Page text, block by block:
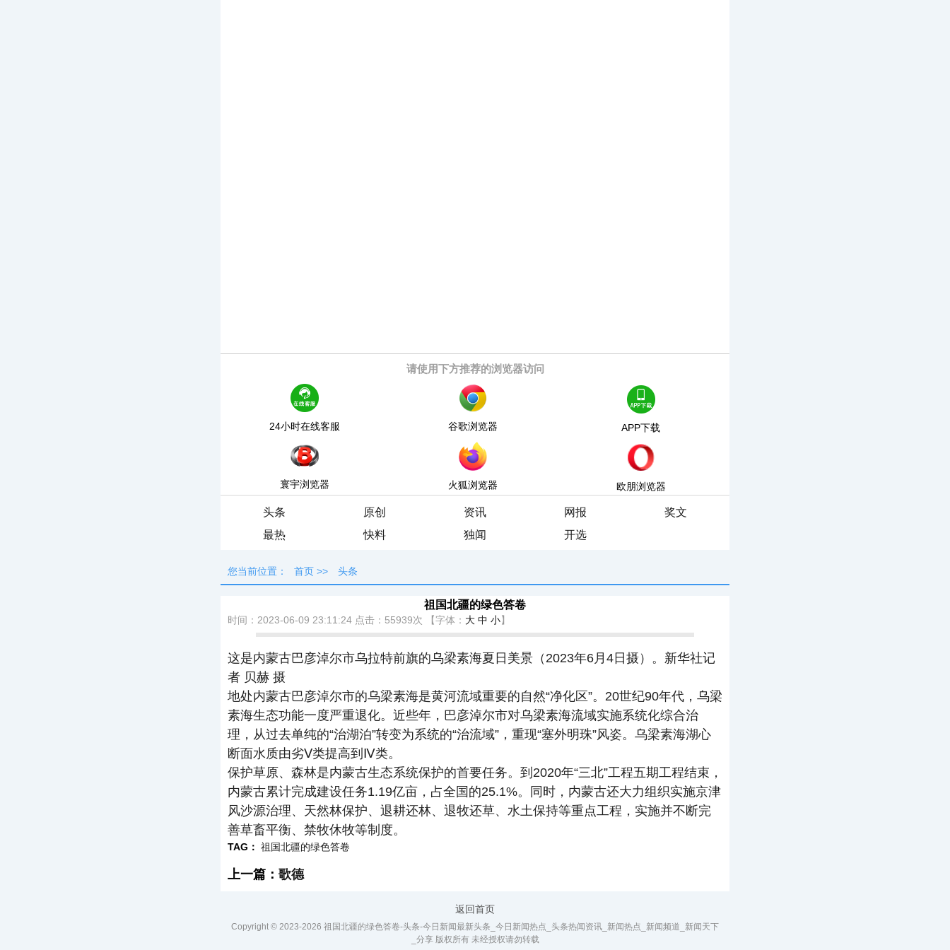
请使用下方推荐的浏览器访问
24小时在线客服 谷歌浏览器 APP下载
寰宇浏览器 火狐浏览器 欧朋浏览器
头条 原创 资讯 网报
奖文
最热
快料 独闻 开选
您当前位置： 首页 >> 头条
祖国北疆的绿色答卷
时间：2023-06-09 23:11:24 点击： 55939次 【字体： 大 中 小】
这是内蒙古巴彦淖尔市乌拉特前旗的乌梁素海夏日美景（2023年6月4日摄）。新华社记
者 贝赫 摄
地处内蒙古巴彦淖尔市的乌梁素海是黄河流域重要的自然“净化区”。20世纪90年代，乌梁
素海生态功能一度严重退化。近些年，巴彦淖尔市对乌梁素海流域实施系统化综合治
理，从过去单纯的“治湖泊”转变为系统的“治流域”，重现“塞外明珠”风姿。乌梁素海湖心
断面水质由劣Ⅴ类提高到Ⅳ类。
保护草原、森林是内蒙古生态系统保护的首要任务。到2020年“三北”工程五期工程结束，
内蒙古累计完成建设任务1.19亿亩，占全国的25.1%。同时，内蒙古还大力组织实施京津
风沙源治理、天然林保护、退耕还林、退牧还草、水土保持等重点工程，实施并不断完
善草畜平衡、禁牧休牧等制度。
TAG： 祖国北疆的绿色答卷
上一篇： 歌德
返回首页
Copyright © 2023-2026 祖国北疆的绿色答卷-头条-今日新闻最新头条_今日新闻热点_头条热闻资讯_新闻热点_新闻频道_新闻天下
_分享 版权所有 未经授权请勿转载